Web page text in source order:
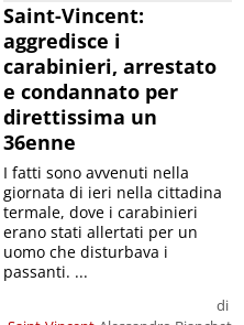
Saint-Vincent:
aggredisce i
carabinieri, arrestato
e condannato per
direttissima un
36enne
di
I fatti sono avvenuti nella
giornata di ieri nella cittadina
termale, dove i carabinieri
erano stati allertati per un
uomo che disturbava i
passanti. ...